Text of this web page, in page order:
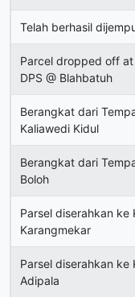
Telah berhasil
Parcel dropped off
DPS @ Blahbatuh
Berangkat dari
Kaliawedi Kidul
Berangkat dari
Boloh
Parsel diserahkan ke
Karangmekar
Parsel diserahkan ke
Adipala